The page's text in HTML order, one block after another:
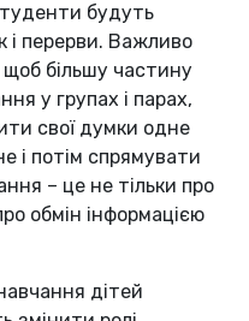
будуть
і перерви. Важливо
більшу частину
у групах і парах,
свої думки одне
і потім спрямувати
– це не тільки про
обмін інформацією
дітей